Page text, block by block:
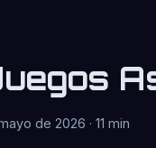
de 2026 · 11 min